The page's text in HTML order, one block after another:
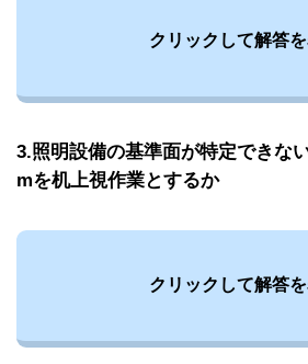
クリックして解答
3.照明設備の基準面が特定できな
mを机上視作業とするか
クリックして解答